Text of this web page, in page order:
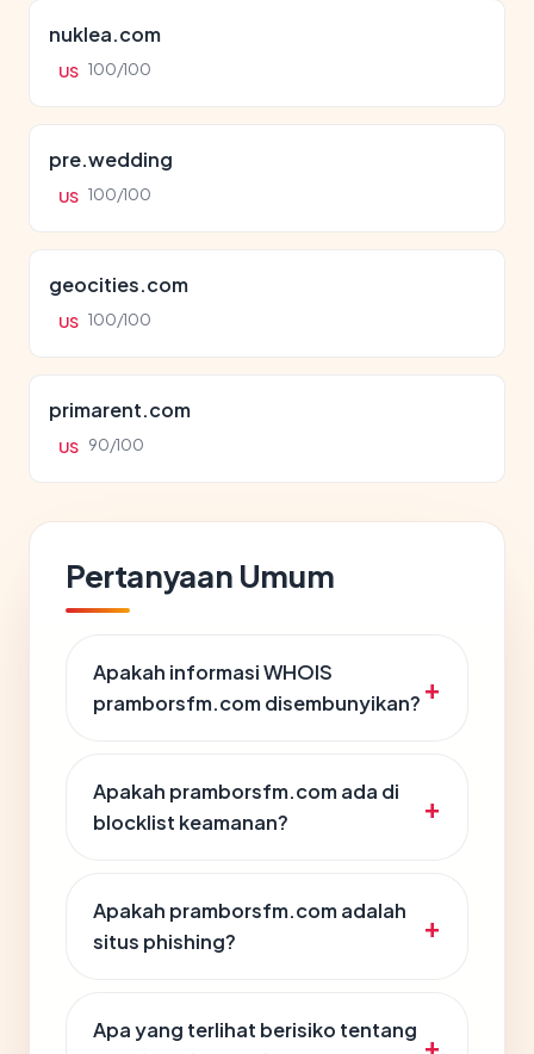
nuklea.com
US 100/100
pre.wedding
US 100/100
geocities.com
US 100/100
primarent.com
US 90/100
Pertanyaan Umum
Apakah informasi WHOIS
pramborsfm.com disembunyikan?
Apakah pramborsfm.com ada di
blocklist keamanan?
Apakah pramborsfm.com adalah
situs phishing?
Apa yang terlihat berisiko tentang